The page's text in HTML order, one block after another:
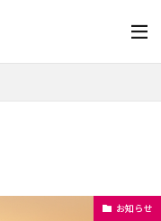
お知らせ